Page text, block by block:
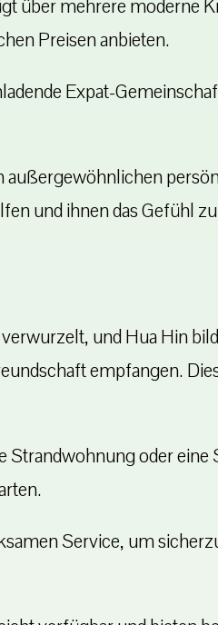
über mehrere moderne
Preisen anbieten.
Expat-
außergewöhnlichen
und ihnen das Gefühl
und Hua Hin
empfangen.
Strandwohnung oder
Service, um